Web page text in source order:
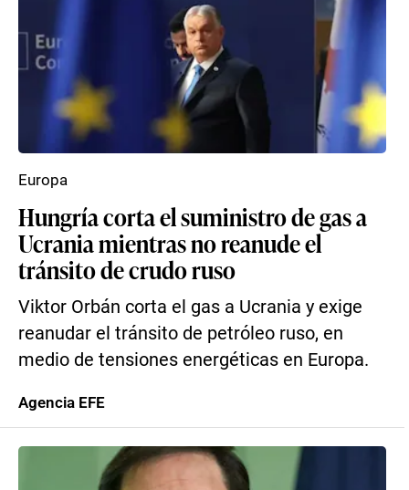
Hungría corta el suministro de gas a
Ucrania mientras no reanude el
tránsito de crudo ruso
Viktor Orbán corta el gas a Ucrania y exige
reanudar el tránsito de petróleo ruso, en
medio de tensiones energéticas en Europa.
Europa
Agencia EFE